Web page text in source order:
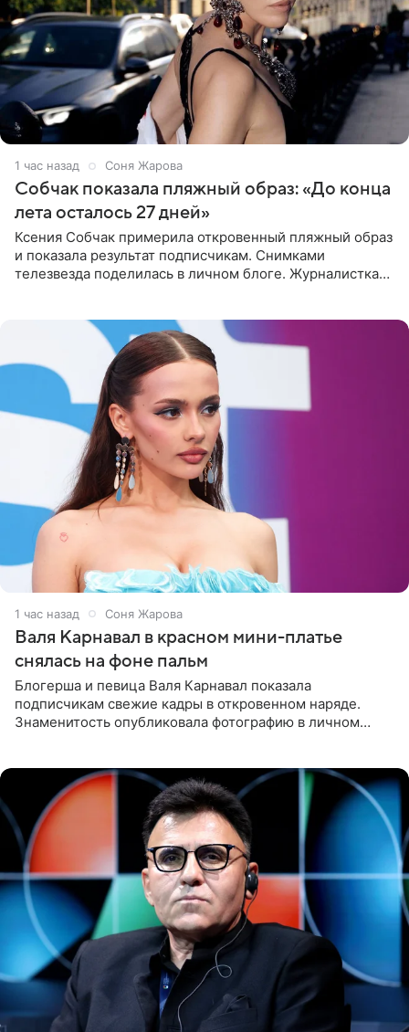
1 час назад Соня Жарова
Собчак показала пляжный образ: «До конца
лета осталось 27 дней»
Ксения Собчак примерила откровенный пляжный образ
и показала результат подписчикам. Снимками
телезвезда поделилась в личном блоге. Журналистка
1 час назад Соня Жарова
Валя Карнавал в красном мини-платье
снялась на фоне пальм
Блогерша и певица Валя Карнавал показала
подписчикам свежие кадры в откровенном наряде.
Знаменитость опубликовала фотографию в личном